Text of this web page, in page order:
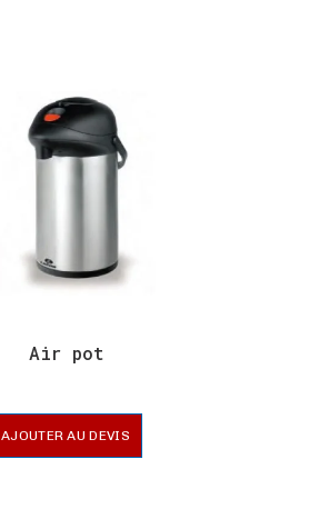
Air pot
AJOUTER AU DEVIS